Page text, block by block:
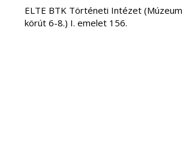
ELTE BTK Történeti Intézet (Múzeum
körút 6-8.) I. emelet 156.